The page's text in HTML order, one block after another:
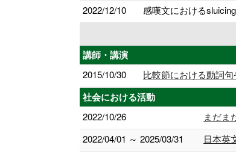
2022/12/10
感嘆文における
講師・講演
2015/10/30 比較節における動詞
社会における活動
2022/10/26
まだま
2022/04/01 ～ 2025/03/31
日本英